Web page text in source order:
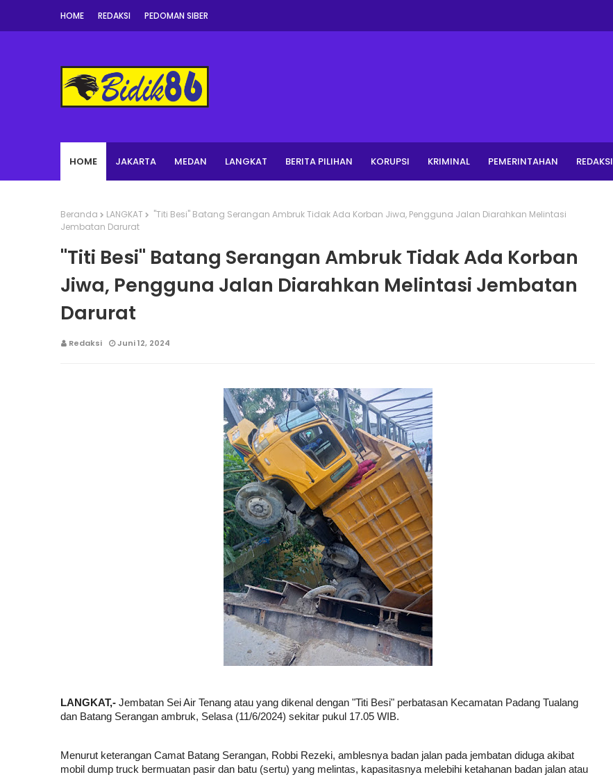
HOME REDAKSI PEDOMAN SIBER
HOME JAKARTA MEDAN LANGKAT BERITA PILIHAN KORUPSI KRIMINAL PEMERINTAHAN REDAKSI
Beranda LANGKAT
"Titi Besi" Batang Serangan Ambruk Tidak Ada Korban Jiwa, Pengguna Jalan Diarahkan Melintasi
Jembatan Darurat
"Titi Besi" Batang Serangan Ambruk Tidak Ada Korban
Jiwa, Pengguna Jalan Diarahkan Melintasi Jembatan
Darurat
Redaksi Juni 12, 2024
LANGKAT,- Jembatan Sei Air Tenang atau yang dikenal dengan "Titi Besi" perbatasan Kecamatan Padang Tualang
dan Batang Serangan ambruk, Selasa (11/6/2024) sekitar pukul 17.05 WIB.
Menurut keterangan Camat Batang Serangan, Robbi Rezeki, amblesnya badan jalan pada jembatan diduga akibat
mobil dump truck bermuatan pasir dan batu (sertu) yang melintas, kapasitasnya melebihi ketahanan badan jalan atau